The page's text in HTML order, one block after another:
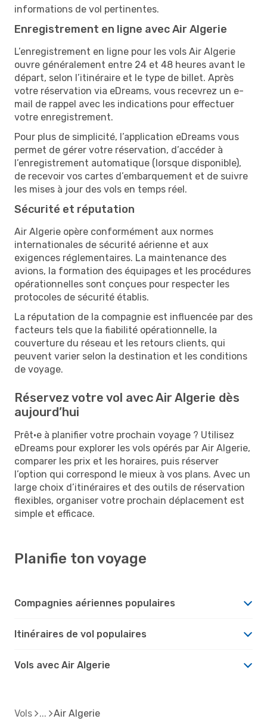
informations de vol pertinentes.
Enregistrement en ligne avec Air Algerie
L’enregistrement en ligne pour les vols Air Algerie
ouvre généralement entre 24 et 48 heures avant le
départ, selon l’itinéraire et le type de billet. Après
votre réservation via eDreams, vous recevrez un e-
mail de rappel avec les indications pour effectuer
votre enregistrement.
Pour plus de simplicité, l’application eDreams vous
permet de gérer votre réservation, d’accéder à
l’enregistrement automatique (lorsque disponible),
de recevoir vos cartes d’embarquement et de suivre
les mises à jour des vols en temps réel.
Sécurité et réputation
Air Algerie opère conformément aux normes
internationales de sécurité aérienne et aux
exigences réglementaires. La maintenance des
avions, la formation des équipages et les procédures
opérationnelles sont conçues pour respecter les
protocoles de sécurité établis.
La réputation de la compagnie est influencée par des
facteurs tels que la fiabilité opérationnelle, la
couverture du réseau et les retours clients, qui
peuvent varier selon la destination et les conditions
de voyage.
Réservez votre vol avec Air Algerie dès
aujourd’hui
Prêt·e à planifier votre prochain voyage ? Utilisez
eDreams pour explorer les vols opérés par Air Algerie,
comparer les prix et les horaires, puis réserver
l’option qui correspond le mieux à vos plans. Avec un
large choix d’itinéraires et des outils de réservation
flexibles, organiser votre prochain déplacement est
simple et efficace.
Planifie ton voyage
Compagnies aériennes populaires
Itinéraires de vol populaires
Vols avec Air Algerie
Vols Air Algerie